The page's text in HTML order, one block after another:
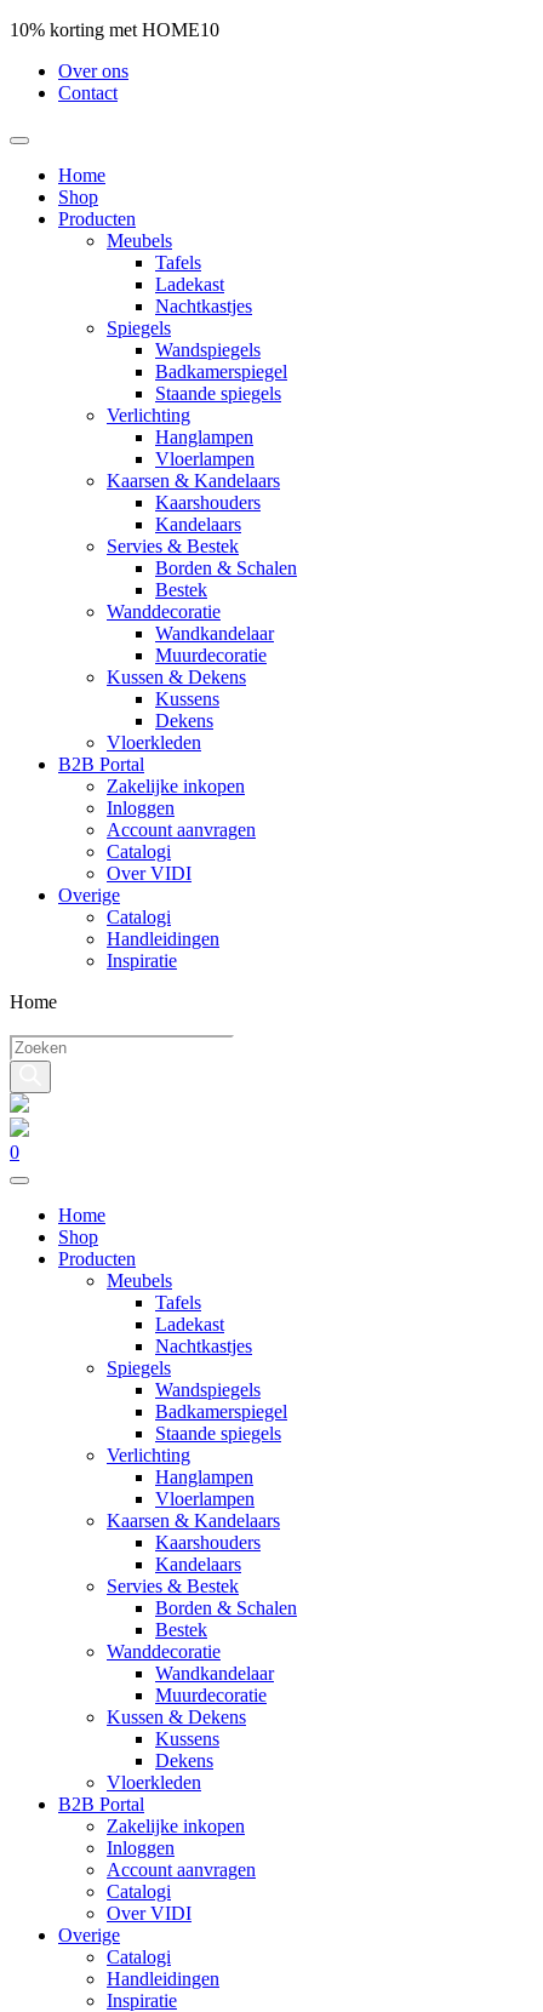
10% korting met HOME10
Over ons
Contact
Home
Shop
Producten
Meubels
Tafels
Ladekast
Nachtkastjes
Spiegels
Wandspiegels
Badkamerspiegel
Staande spiegels
Verlichting
Hanglampen
Vloerlampen
Kaarsen & Kandelaars
Kaarshouders
Kandelaars
Servies & Bestek
Borden & Schalen
Bestek
Wanddecoratie
Wandkandelaar
Muurdecoratie
Kussen & Dekens
Kussens
Dekens
Vloerkleden
B2B Portal
Zakelijke inkopen
Inloggen
Account aanvragen
Catalogi
Over VIDI
Overige
Catalogi
Handleidingen
Inspiratie
Home
Producten
zoeken
0
Home
Shop
Producten
Meubels
Tafels
Ladekast
Nachtkastjes
Spiegels
Wandspiegels
Badkamerspiegel
Staande spiegels
Verlichting
Hanglampen
Vloerlampen
Kaarsen & Kandelaars
Kaarshouders
Kandelaars
Servies & Bestek
Borden & Schalen
Bestek
Wanddecoratie
Wandkandelaar
Muurdecoratie
Kussen & Dekens
Kussens
Dekens
Vloerkleden
B2B Portal
Zakelijke inkopen
Inloggen
Account aanvragen
Catalogi
Over VIDI
Overige
Catalogi
Handleidingen
Inspiratie